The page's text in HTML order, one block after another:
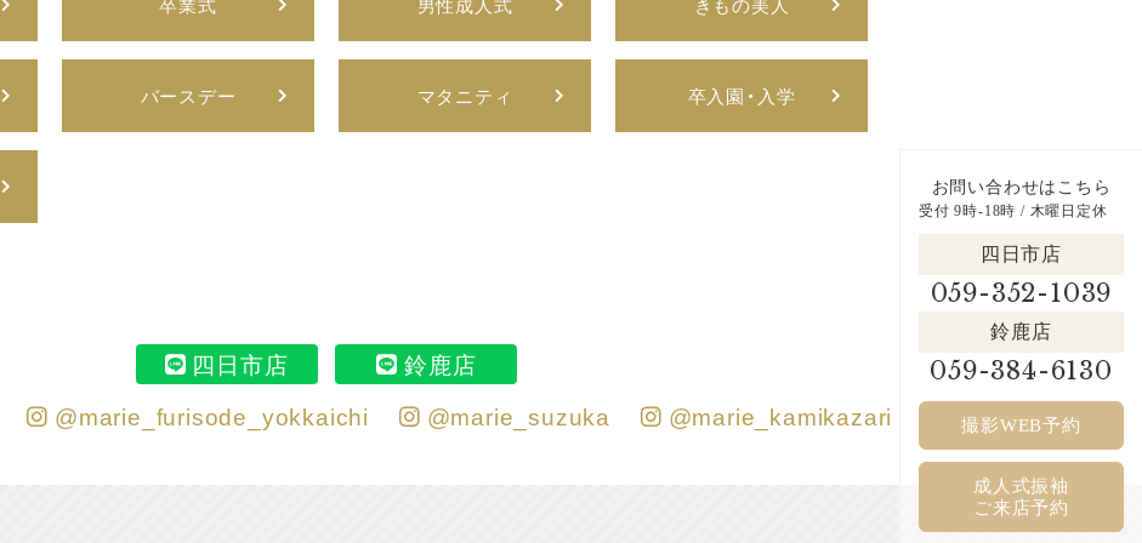
バースデー マタニティ 卒入園・入学
お問い合わせはこちら
四日市店
059-352-1039
鈴鹿店
059-384-6130
受付 9時-18時 / 木曜日定休
撮影WEB予約
成人式振袖
ご来店予約
四日市店
鈴鹿店
@marie_furisode_yokkaichi @marie_suzuka @marie_kamikazari